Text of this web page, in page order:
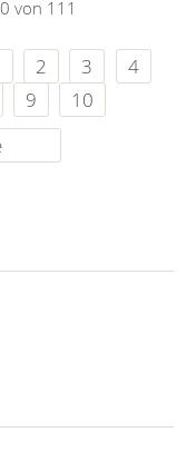
von 111
2 3
4
9
10